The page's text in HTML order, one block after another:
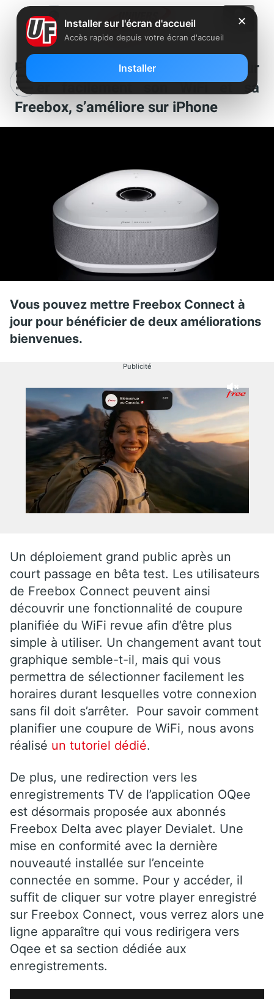
Freebox Connect, l’application pour
gérer facilement son WiFi et sa
Freebox, s’améliore sur iPhone
Vous pouvez mettre Freebox Connect à
jour pour bénéficier de deux améliorations
bienvenues.
Publicité
Un déploiement grand public après un
court passage en bêta test. Les utilisateurs
de Freebox Connect peuvent ainsi
découvrir une fonctionnalité de coupure
planifiée du WiFi revue afin d’être plus
simple à utiliser. Un changement avant tout
graphique semble-t-il, mais qui vous
permettra de sélectionner facilement les
horaires durant lesquelles votre connexion
sans fil doit s’arrêter. Pour savoir comment
planifier une coupure de WiFi, nous avons
réalisé un tutoriel dédié.
De plus, une redirection vers les
enregistrements TV de l’application OQee
est désormais proposée aux abonnés
Freebox Delta avec player Devialet. Une
mise en conformité avec la dernière
nouveauté installée sur l’enceinte
connectée en somme. Pour y accéder, il
suffit de cliquer sur votre player enregistré
sur Freebox Connect, vous verrez alors une
ligne apparaître qui vous redirigera vers
Oqee et sa section dédiée aux
enregistrements.
✕
Installer sur l'écran d'accueil
Accès rapide depuis votre écran d'accueil
Installer